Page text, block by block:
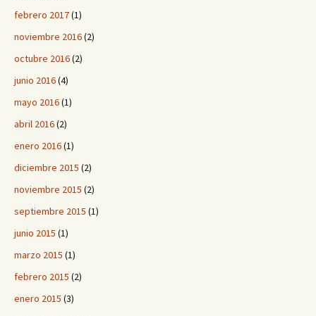
febrero 2017(1)
noviembre 2016(2)
octubre 2016(2)
junio 2016(4)
mayo 2016(1)
abril 2016(2)
enero 2016(1)
diciembre 2015 (2)
noviembre 2015 (2)
septiembre 2015 (1)
junio 2015 (1)
marzo 2015 (1)
febrero 2015 (2)
enero 2015 (3)